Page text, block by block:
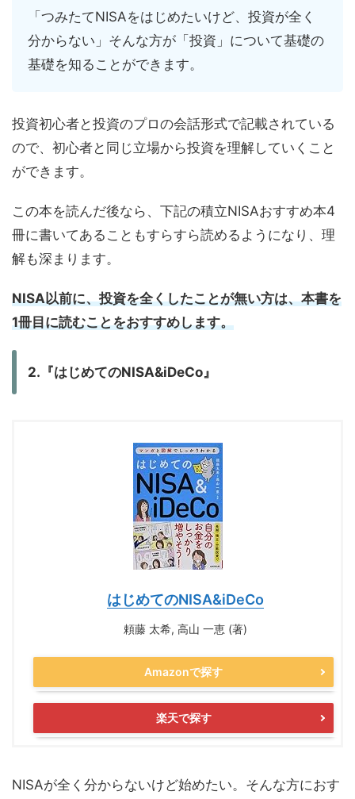
「つみたてNISAをはじめたいけど、投資が全く
分からない」そんな方が「投資」について基礎の
基礎を知ることができます。
投資初心者と投資のプロの会話形式で記載されている
ので、初心者と同じ立場から投資を理解していくこと
ができます。
この本を読んだ後なら、下記の積立NISAおすすめ本4
冊に書いてあることもすらすら読めるようになり、理
解も深まります。
NISA以前に、投資を全くしたことが無い方は、本書を
1冊目に読むことをおすすめします。
2.『はじめてのNISA&iDeCo』
はじめてのNISA&iDeCo
頼藤 太希, 高山 一恵 (著)
Amazonで探す
楽天で探す
NISAが全く分からないけど始めたい。そんな方におす